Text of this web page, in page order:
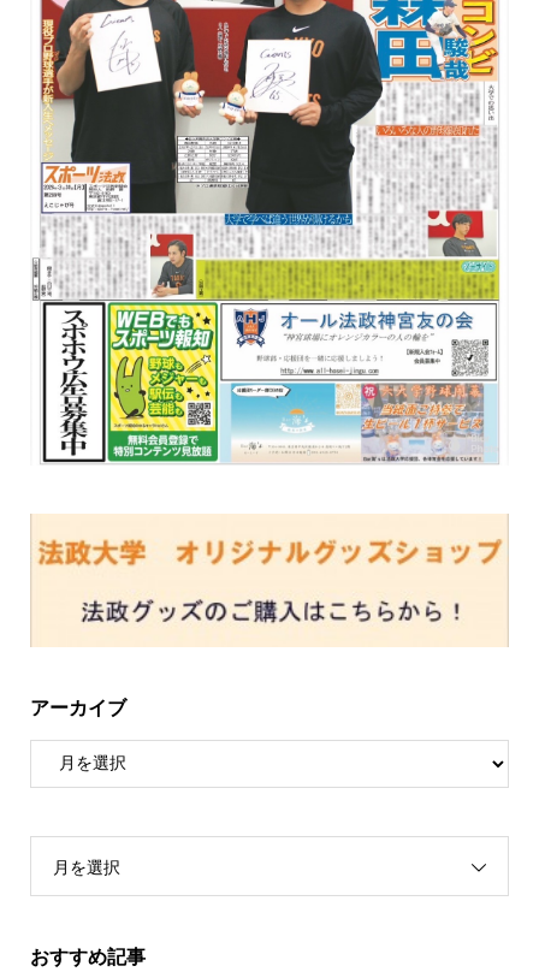
アーカイブ
月を選択
おすすめ記事